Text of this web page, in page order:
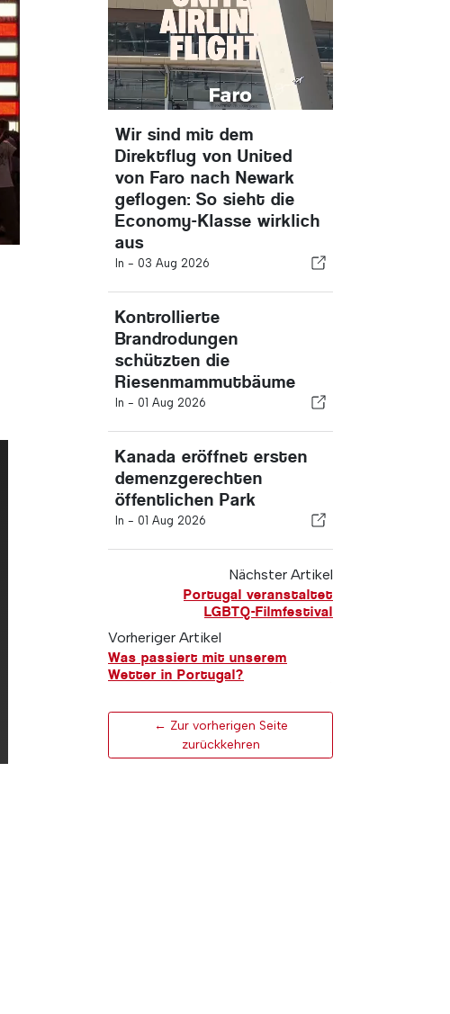
Wir sind mit dem
Direktflug von United
von Faro nach Newark
geflogen: So sieht die
Economy-Klasse wirklich
aus
In - 03 Aug 2026
Kontrollierte
Brandrodungen
schützten die
Riesenmammutbäume
In - 01 Aug 2026
Kanada eröffnet ersten
demenzgerechten
öffentlichen Park
In - 01 Aug 2026
Nächster Artikel
Portugal veranstaltet
LGBTQ-Filmfestival
Vorheriger Artikel
Was passiert mit unserem
Wetter in Portugal?
← Zur vorherigen Seite
zurückkehren